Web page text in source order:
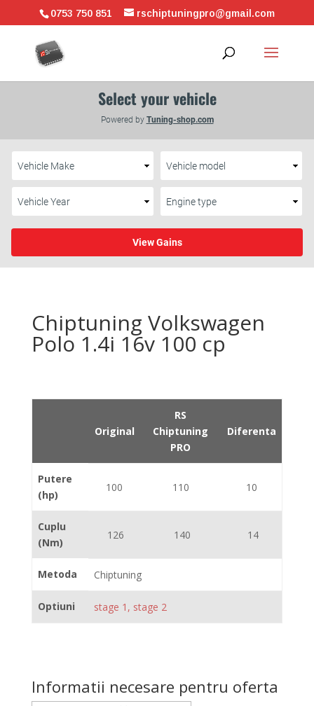
0753 750 851 rschiptuningpro@gmail.com
Chiptuning Volkswagen
Polo 1.4i 16v 100 cp
Original
RS
Chiptuning
PRO
Diferenta
Putere
(hp)
100 110 10
Cuplu
(Nm)
126 140 14
Metoda Chiptuning
Optiuni stage 1, stage 2
Informatii necesare pentru oferta